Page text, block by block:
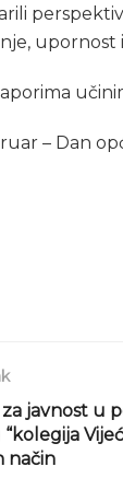
upornost
– Dan
javnost u
način